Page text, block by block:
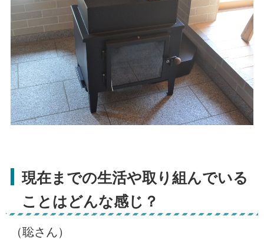
現在までの生活や取り組んでいる
ことはどんな感じ？
（聡さん）